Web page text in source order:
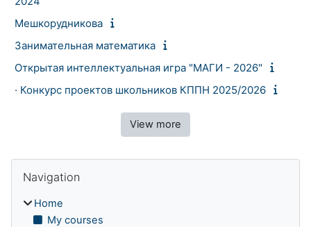
Мешкорудникова
Занимательная математика
Открытая интеллектуальная игра "МАГИ - 2026"
· Конкурс проектов школьников КППН 2025/2026
View more
Blocks
Navigation
Home
My courses